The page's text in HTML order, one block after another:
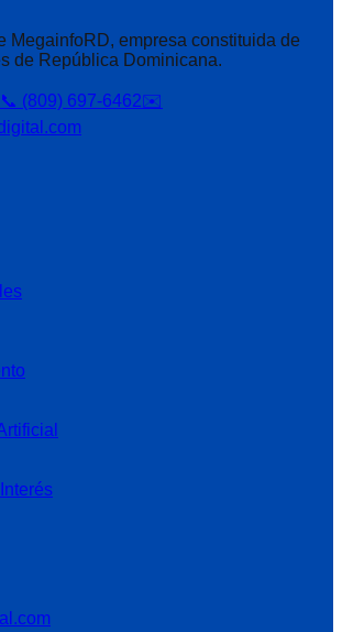
MegainfoRD, empresa constituida de
de República Dominicana.
📞 (809) 697-6462✉️